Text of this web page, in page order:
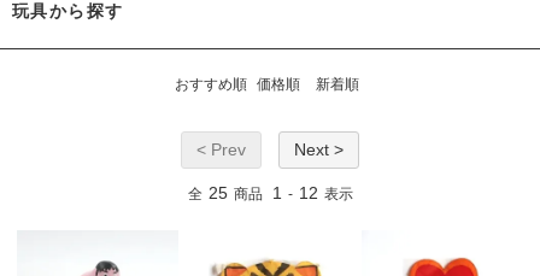
玩具から探す
おすすめ順 価格順 新着順
< Prev Next >
全 25 商品 1 - 12 表示